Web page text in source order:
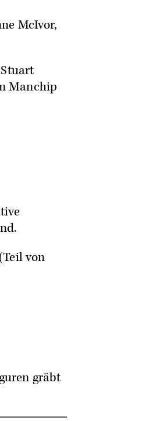
McIvor,
Manchip
von
gräbt